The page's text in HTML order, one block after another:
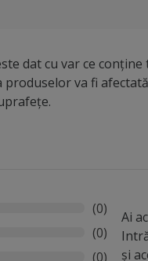
dat cu var ce conține
va fi
(0)
(0)
(0)
Ai
și